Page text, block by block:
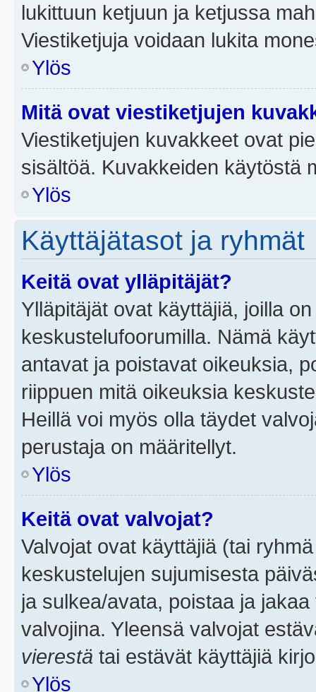
lukittuun ketjuun ja ketjussa
Viestiketjuja voidaan lukita
Ylös
Mitä ovat viestiketjujen
Viestiketjujen kuvakkeet ovat
sisältöä. Kuvakkeiden käytöstä
Ylös
Käyttäjätasot ja ryhmät
Keitä ovat ylläpitäjät?
Ylläpitäjät ovat käyttäjiä, joilla
keskustelufoorumilla. Nämä
antavat ja poistavat oikeuksia,
riippuen mitä oikeuksia
Heillä voi myös olla täydet
perustaja on määritellyt.
Ylös
Keitä ovat valvojat?
Valvojat ovat käyttäjiä (tai
keskustelujen sujumisesta
ja sulkea/avata, poistaa ja
valvojina. Yleensä valvojat
vierestä tai estävät käyttäjiä
Ylös